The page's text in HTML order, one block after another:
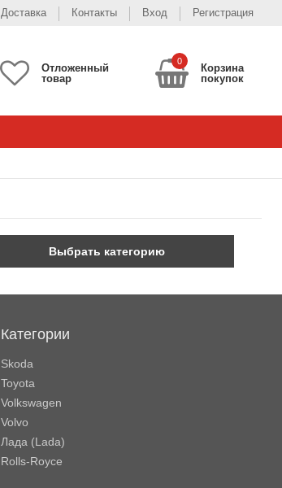
Доставка Контакты Вход Регистрация
Отложенный
товар
0
Корзина
покупок
Выбрать категорию
Категории
Skoda
Toyota
Volkswagen
Volvo
Лада (Lada)
Rolls-Royce